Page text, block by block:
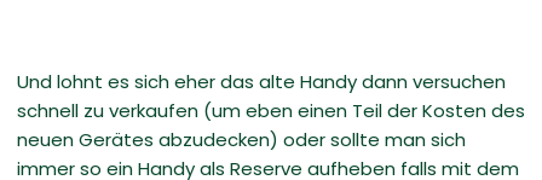
Und lohnt es sich eher das alte Handy dann versuchen
schnell zu verkaufen (um eben einen Teil der Kosten des
neuen Gerätes abzudecken) oder sollte man sich
immer so ein Handy als Reserve aufheben falls mit dem